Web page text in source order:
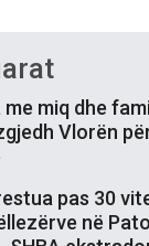
miq dhe
Vlorën
pas 30
në